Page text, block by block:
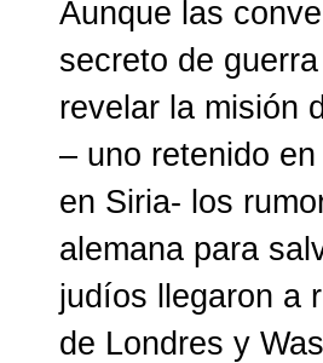
Aunque las
secreto de
revelar la misión
– uno retenido
en Siria- los
alemana para
judíos llegaron a
de Londres y